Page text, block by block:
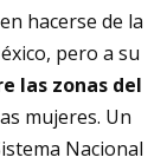
hacerse de la
pero a su
las zonas del
mujeres. Un
Nacional